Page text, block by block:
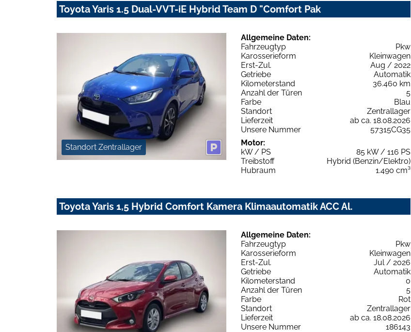
Toyota Yaris 1.5 Dual-VVT-iE Hybrid Team D "Comfort Pak
Standort Zentrallager
Allgemeine Daten:
Fahrzeugtyp
Pkw
Karosserieform
Kleinwagen
Erst-Zul.
Aug / 2022
Getriebe
Automatik
Kilometerstand
36.460 km
Anzahl der Türen
5
Farbe
Blau
Standort
Zentrallager
Lieferzeit
ab ca. 18.08.2026
Unsere Nummer
57315CG35
Motor:
kW / PS
85 kW / 116 PS
Treibstoff
Hybrid (Benzin/Elektro)
Hubraum
1.490 cm³
Toyota Yaris 1,5 Hybrid Comfort Kamera Klimaautomatik ACC Al.
Allgemeine Daten:
Fahrzeugtyp
Pkw
Karosserieform
Kleinwagen
Erst-Zul.
Jul / 2026
Getriebe
Automatik
Kilometerstand
0
Anzahl der Türen
5
Farbe
Rot
Standort
Zentrallager
Lieferzeit
ab ca. 18.08.2026
Unsere Nummer
186143